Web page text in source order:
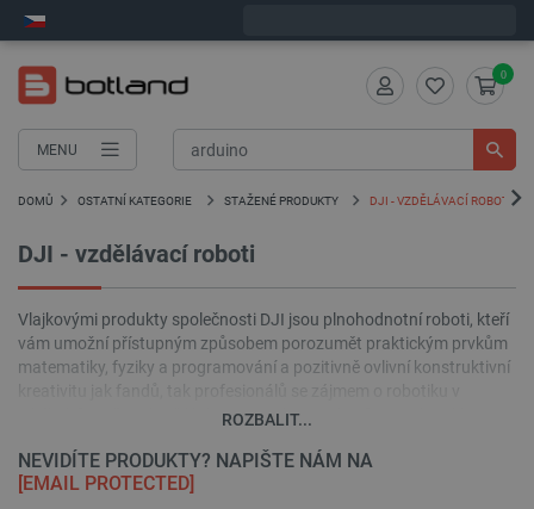
MENU
0
DOMŮ OSTATNÍ KATEGORIE STAŽENÉ PRODUKTY DJI - VZDĚLÁVACÍ ROBOTI
DJI - vzdělávací roboti
Vlajkovými produkty společnosti DJI jsou plnohodnotní roboti, kteří
vám umožní přístupným způsobem porozumět praktickým prvkům
matematiky, fyziky a programování a pozitivně ovlivní konstruktivní
jakékoli formě. Pokročilý design a vyhrazený software, který lze
velkým vzdělávacím potenciálem.
ROZBALIT...
NEVIDÍTE PRODUKTY? NAPIŠTE NÁM NA
[EMAIL PROTECTED]